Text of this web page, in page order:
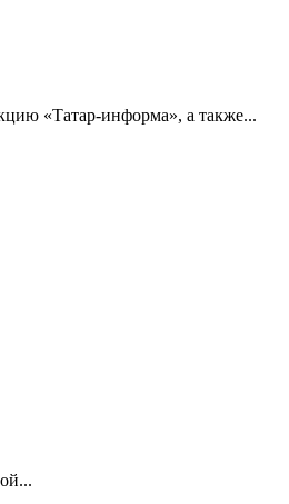
«Татар-информа», а также...